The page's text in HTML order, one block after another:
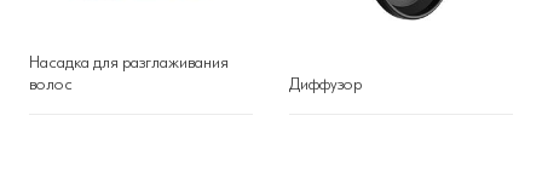
Насадка для разглаживания
волос
Диффузор